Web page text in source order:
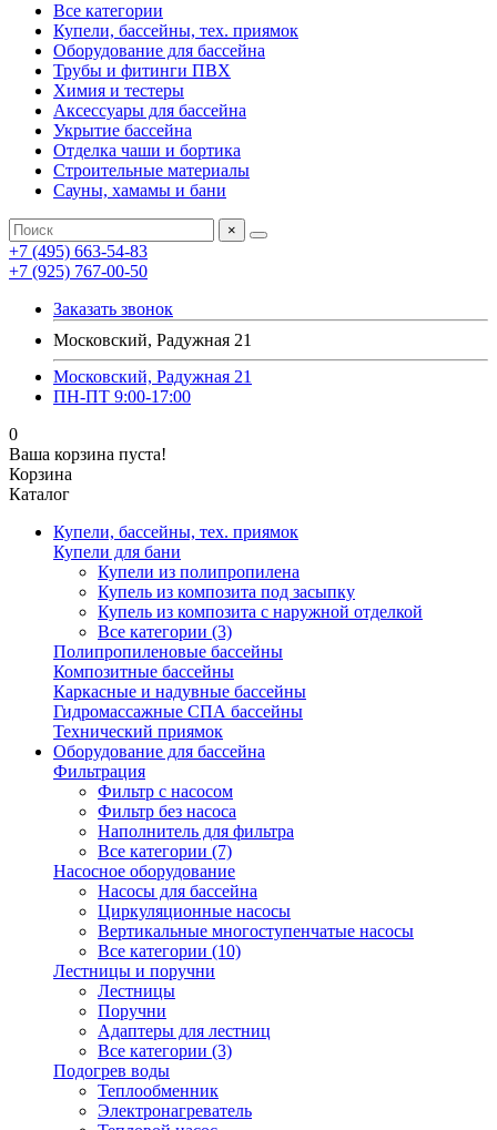
Все категории
Купели, бассейны, тех. приямок
Оборудование для бассейна
Трубы и фитинги ПВХ
Химия и тестеры
Аксессуары для бассейна
Укрытие бассейна
Отделка чаши и бортика
Строительные материалы
Сауны, хамамы и бани
×
+7 (495) 663-54-83
+7 (925) 767-00-50
Заказать звонок
Московский, Радужная 21
Московский, Радужная 21
ПН-ПТ 9:00-17:00
0
Ваша корзина пуста!
Корзина
Каталог
Купели, бассейны, тех. приямок
Купели для бани
Купели из полипропилена
Купель из композита под засыпку
Купель из композита с наружной отделкой
Все категории (3)
Полипропиленовые бассейны
Композитные бассейны
Каркасные и надувные бассейны
Гидромассажные СПА бассейны
Технический приямок
Оборудование для бассейна
Фильтрация
Фильтр с насосом
Фильтр без насоса
Наполнитель для фильтра
Все категории (7)
Насосное оборудование
Насосы для бассейна
Циркуляционные насосы
Вертикальные многоступенчатые насосы
Все категории (10)
Лестницы и поручни
Лестницы
Поручни
Адаптеры для лестниц
Все категории (3)
Подогрев воды
Теплообменник
Электронагреватель